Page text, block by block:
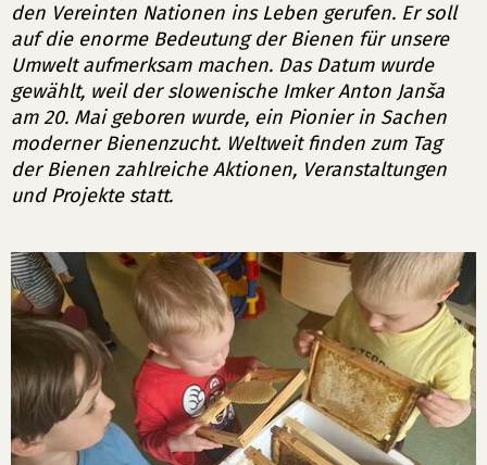
den Vereinten Nationen ins Leben gerufen. Er soll
auf die enorme Bedeutung der Bienen für unsere
Umwelt aufmerksam machen. Das Datum wurde
gewählt, weil der slowenische Imker Anton Janša
am 20. Mai geboren wurde, ein Pionier in Sachen
moderner Bienenzucht. Weltweit finden zum Tag
der Bienen zahlreiche Aktionen, Veranstaltungen
und Projekte statt.